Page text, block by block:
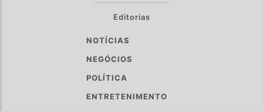
Editorias
NOTÍCIAS
NEGÓCIOS
POLÍTICA
ENTRETENIMENTO